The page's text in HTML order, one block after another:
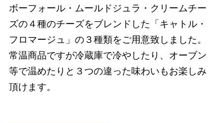
ボーフォール・ムールドジュラ・クリームチー
ズの４種のチーズをブレンドした「キャトル・
フロマージュ」の３種類をご用意致しました。
常温商品ですが冷蔵庫で冷やしたり、オーブン
等で温めたりと３つの違った味わいもお楽しみ
頂けます。